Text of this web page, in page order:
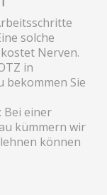
solche
Nerven.
in
bekommen Sie
Bei einer
kümmern wir
können